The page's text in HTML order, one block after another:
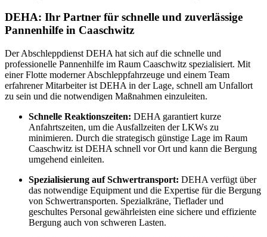
DEHA: Ihr Partner für schnelle und zuverlässige
Pannenhilfe in Caaschwitz
Der Abschleppdienst DEHA hat sich auf die schnelle und
professionelle Pannenhilfe im Raum Caaschwitz spezialisiert. Mit
einer Flotte moderner Abschleppfahrzeuge und einem Team
erfahrener Mitarbeiter ist DEHA in der Lage, schnell am Unfallort
zu sein und die notwendigen Maßnahmen einzuleiten.
Schnelle Reaktionszeiten: DEHA garantiert kurze
Anfahrtszeiten, um die Ausfallzeiten der LKWs zu
minimieren. Durch die strategisch günstige Lage im Raum
Caaschwitz ist DEHA schnell vor Ort und kann die Bergung
umgehend einleiten.
Spezialisierung auf Schwertransport: DEHA verfügt über
das notwendige Equipment und die Expertise für die Bergung
von Schwertransporten. Spezialkräne, Tieflader und
geschultes Personal gewährleisten eine sichere und effiziente
Bergung auch von schweren Lasten.